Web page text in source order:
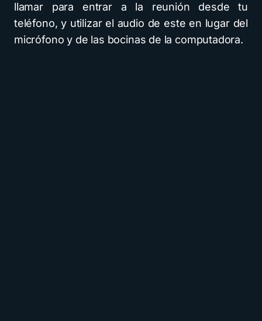
llamar para entrar a la reunión desde tu
teléfono, y utilizar el audio de este en lugar del
micrófono y de las bocinas de la computadora.